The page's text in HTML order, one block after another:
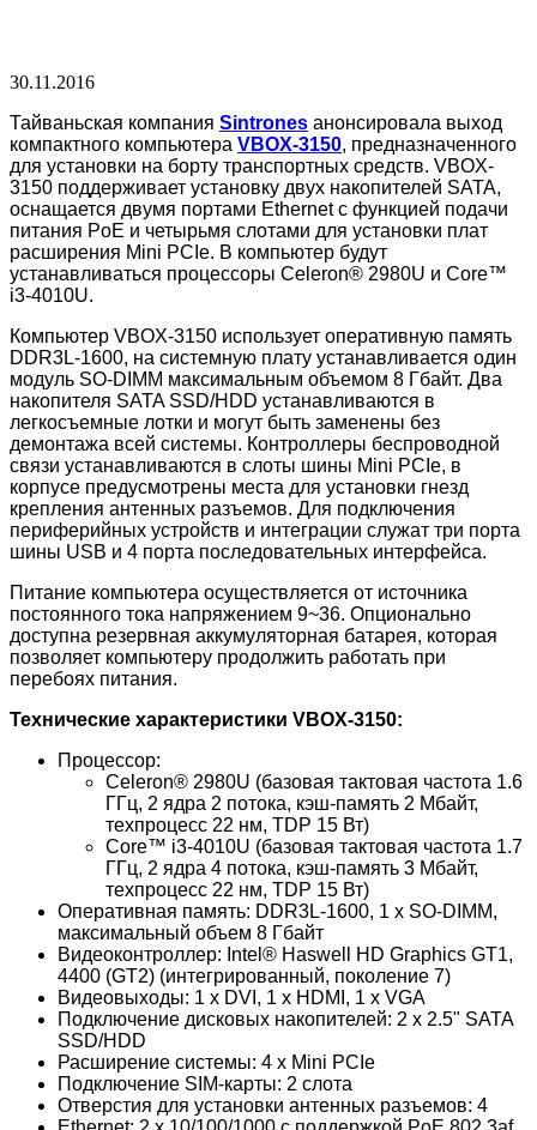
30.11.2016
Тайваньская компания Sintrones анонсировала выход
компактного компьютера VBOX-3150, предназначенного
для установки на борту транспортных средств. VBOX-
3150 поддерживает установку двух накопителей SATA,
оснащается двумя портами Ethernet c функцией подачи
питания PoE и четырьмя слотами для установки плат
расширения Mini PCIe. В компьютер будут
устанавливаться процессоры Celeron® 2980U и Core™
i3-4010U.
Компьютер VBOX-3150 использует оперативную память
DDR3L-1600, на системную плату устанавливается один
модуль SO-DIMM максимальным объемом 8 Гбайт. Два
накопителя SATA SSD/HDD устанавливаются в
легкосъемные лотки и могут быть заменены без
демонтажа всей системы. Контроллеры беспроводной
связи устанавливаются в слоты шины Mini PCIe, в
корпусе предусмотрены места для установки гнезд
крепления антенных разъемов. Для подключения
периферийных устройств и интеграции служат три порта
шины USB и 4 порта последовательных интерфейса.
Питание компьютера осуществляется от источника
постоянного тока напряжением 9~36. Опционально
доступна резервная аккумуляторная батарея, которая
позволяет компьютеру продолжить работать при
перебоях питания.
Технические характеристики VBOX-3150:
Процессор:
Celeron® 2980U (базовая тактовая частота 1.6
ГГц, 2 ядра 2 потока, кэш-память 2 Мбайт,
техпроцесс 22 нм, TDP 15 Вт)
Core™ i3-4010U (базовая тактовая частота 1.7
ГГц, 2 ядра 4 потока, кэш-память 3 Мбайт,
техпроцесс 22 нм, TDP 15 Вт)
Оперативная память: DDR3L-1600, 1 x SO-DIMM,
максимальный объем 8 Гбайт
Видеоконтроллер: Intel® Haswell HD Graphics GT1,
4400 (GT2) (интегрированный, поколение 7)
Видеовыходы: 1 x DVI, 1 x HDMI, 1 x VGA
Подключение дисковых накопителей: 2 x 2.5" SATA
SSD/HDD
Расширение системы: 4 x Mini PCIe
Подключение SIM-карты: 2 слота
Отверстия для установки антенных разъемов: 4